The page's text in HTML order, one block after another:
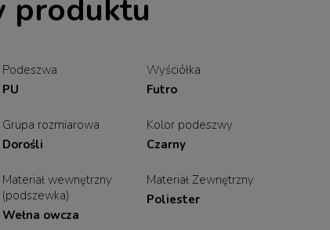
produktu
Podeszwa
PU
Wyściółka
Futro
Grupa rozmiarowa
Dorośli
Kolor podeszwy
Czarny
Materiał wewnętrzny
(podszewka)
Wełna owcza
Materiał Zewnętrzny
Poliester